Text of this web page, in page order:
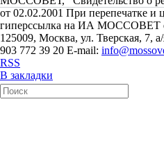
от 02.02.2001 При перепечатке и
гиперссылка на ИА МОССОВЕТ
125009, Москва, ул. Тверская, 7,
903 772 39 20 E-mail:
RSS
В закладки